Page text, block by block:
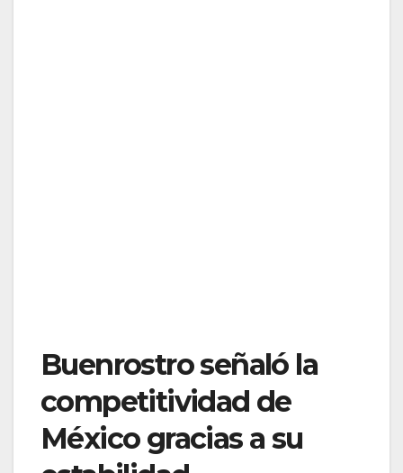
Buenrostro señaló la
competitividad de
México gracias a su